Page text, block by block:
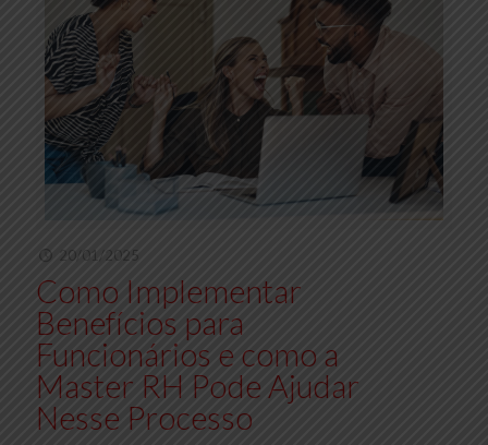
20/01/2025
Como Implementar
Benefícios para
Funcionários e como a
Master RH Pode Ajudar
Nesse Processo